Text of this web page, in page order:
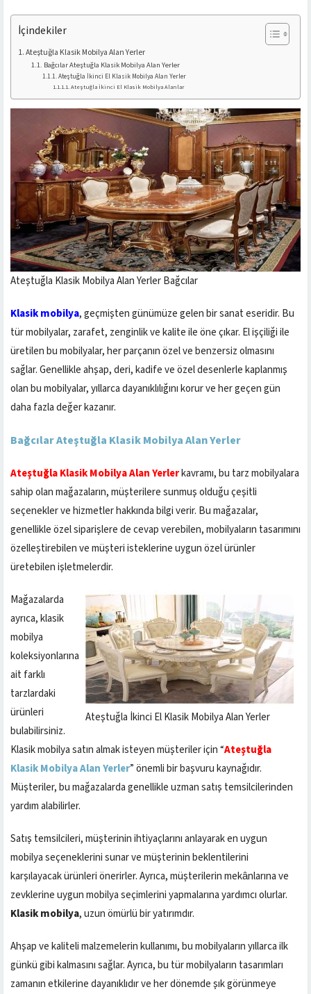
İçindekiler
Ateştuğla Klasik Mobilya Alan Yerler
Bağcılar Ateştuğla Klasik Mobilya Alan Yerler
Ateştuğla İkinci El Klasik Mobilya Alan Yerler
Ateştuğla İkinci El Klasik Mobilya Alanlar
Ateştuğla Klasik Mobilya Alan Yerler Bağcılar
Klasik mobilya, geçmişten günümüze gelen bir sanat eseridir. Bu
tür mobilyalar, zarafet, zenginlik ve kalite ile öne çıkar. El işçiliği ile
üretilen bu mobilyalar, her parçanın özel ve benzersiz olmasını
sağlar. Genellikle ahşap, deri, kadife ve özel desenlerle kaplanmış
olan bu mobilyalar, yıllarca dayanıklılığını korur ve her geçen gün
daha fazla değer kazanır.
Bağcılar Ateştuğla Klasik Mobilya Alan Yerler
Ateştuğla Klasik Mobilya Alan Yerlerkavramı, bu tarz mobilyalara
sahip olan mağazaların, müşterilere sunmuş olduğu çeşitli
seçenekler ve hizmetler hakkında bilgi verir. Bu mağazalar,
genellikle özel siparişlere de cevap verebilen, mobilyaların tasarımını
özelleştirebilen ve müşteri isteklerine uygun özel ürünler
üretebilen işletmelerdir.
Ateştuğla İkinci El Klasik Mobilya Alan Yerler
Mağazalarda
ayrıca, klasik
mobilya
koleksiyonlarına
ait farklı
tarzlardaki
ürünleri
bulabilirsiniz.
Klasik mobilya satın almak isteyen müşteriler için “Ateştuğla
Klasik Mobilya Alan Yerler” önemli bir başvuru kaynağıdır.
Müşteriler, bu mağazalarda genellikle uzman satış temsilcilerinden
yardım alabilirler.
Satış temsilcileri, müşterinin ihtiyaçlarını anlayarak en uygun
mobilya seçeneklerini sunar ve müşterinin beklentilerini
karşılayacak ürünleri önerirler. Ayrıca, müşterilerin mekânlarına ve
zevklerine uygun mobilya seçimlerini yapmalarına yardımcı olurlar.
Klasik mobilya, uzun ömürlü bir yatırımdır.
Ahşap ve kaliteli malzemelerin kullanımı, bu mobilyaların yıllarca ilk
günkü gibi kalmasını sağlar. Ayrıca, bu tür mobilyaların tasarımları
zamanın etkilerine dayanıklıdır ve her dönemde şık görünmeye